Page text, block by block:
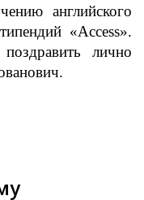
английского
«Access».
лично